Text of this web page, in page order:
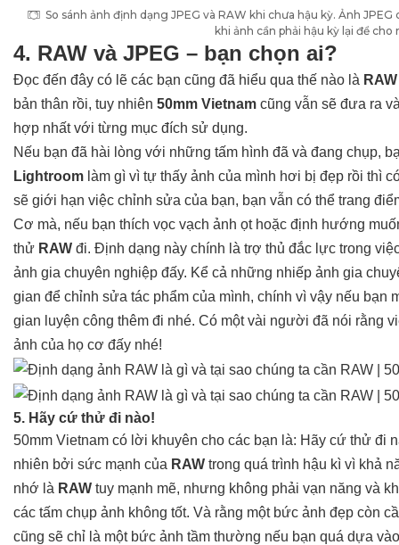
So sánh ảnh định dạng JPEG và RAW khi chưa hậu kỳ. Ảnh
khi ảnh cần phải hậu kỳ lại để
4. RAW và JPEG – bạn chọn ai?
Đọc đến đây có lẽ các bạn cũng đã hiểu qua thế nào là RAW
bản thân rồi, tuy nhiên 50mm Vietnam cũng vẫn sẽ đưa ra
hợp nhất với từng mục đích sử dụng.
Nếu bạn đã hài lòng với những tấm hình đã và đang chụp,
Lightroom làm gì vì tự thấy ảnh của mình hơi bị đẹp rồi thì
sẽ giới hạn việc chỉnh sửa của bạn, bạn vẫn có thể trang
Cơ mà, nếu bạn thích vọc vạch ảnh ọt hoặc định hướng
thử RAW đi. Định dạng này chính là trợ thủ đắc lực trong
ảnh gia chuyên nghiệp đấy. Kể cả những nhiếp ảnh gia
gian để chỉnh sửa tác phẩm của mình, chính vì vậy nếu
gian luyện công thêm đi nhé. Có một vài người đã nói rằng
ảnh của họ cơ đấy nhé!
5. Hãy cứ thử đi nào!
50mm Vietnam có lời khuyên cho các bạn là: Hãy cứ thử đi
nhiên bởi sức mạnh của RAW trong quá trình hậu kì vì khả
nhớ là RAW tuy mạnh mẽ, nhưng không phải vạn năng và
các tấm chụp ảnh không tốt. Và rằng một bức ảnh đẹp còn
cũng sẽ chỉ là một bức ảnh tầm thường nếu bạn quá dựa